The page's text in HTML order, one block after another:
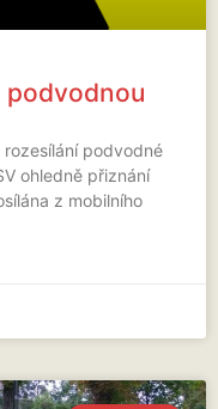
podvodnou
podvodné
ohledně přiznání
z mobilního